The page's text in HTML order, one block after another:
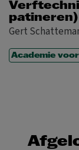
patineren)
Gert
Academie